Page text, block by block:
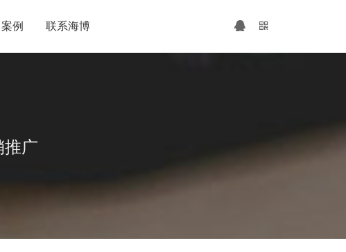
案例 联系海博
推广